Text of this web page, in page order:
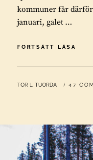
kommuner får
januari, galet …
FORTSÄTT LÄSA
BY
TOR L. TUORDA 47